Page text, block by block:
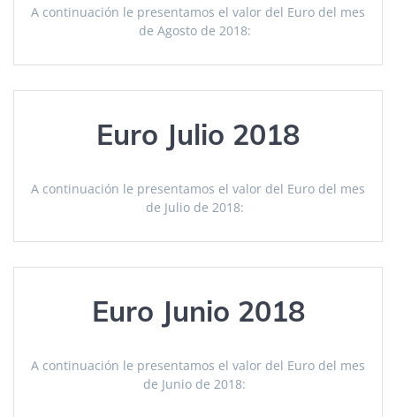
A continuación le presentamos el valor del Euro del mes
de Agosto de 2018:
Euro Julio 2018
A continuación le presentamos el valor del Euro del mes
de Julio de 2018:
Euro Junio 2018
A continuación le presentamos el valor del Euro del mes
de Junio de 2018: